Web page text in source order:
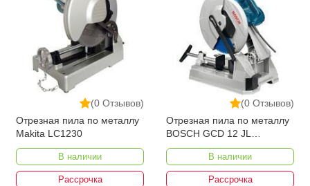
(0 Отзывов)
Отрезная пила по металлу
Makita LC1230
В наличии
Рассрочка
(0 Отзывов)
Отрезная пила по металлу
BOSCH GCD 12 JL
Professional
В наличии
Рассрочка